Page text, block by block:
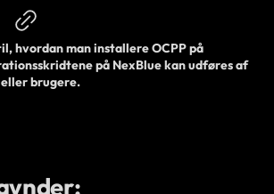
hvordan maninstallereOCPP på
på NexBlue kan udføres af
brugere.